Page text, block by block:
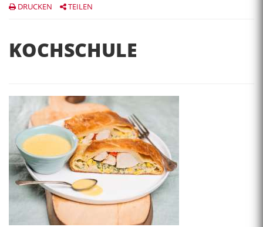
DRUCKEN TEILEN
KOCHSCHULE